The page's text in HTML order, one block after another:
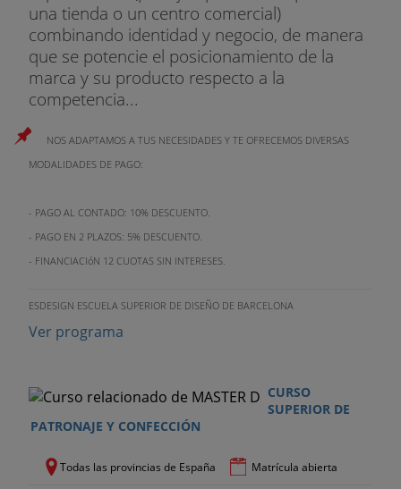
TEMA 31. Artículos rígidos: Ferretería ymenaje del
hogar, muebles, otros varios.
TEMA 32. Escaparates de marca:Los displays
TEMA 33. Ventas especiales:
liquidaciones
TEMA 34.Stands y ferias
TEMA 35. El calendario:Temporada
institucionales, conmemorativos, acontecimientos.
Ventas especiales.
ANEXO:
Curso de Prevención de Riesgos Laborales.
BOLSA DE EMPLEO
Al acabar tu formación, podrás solicitar este
Bolsa de Empleo de la escuela.
una tienda o un centro comercial)
combinando identidad y negocio, de manera
que se potencie el posicionamiento de la
marca y su producto respecto a la
competencia...
NOS ADAPTAMOS A TUS NECESIDADES Y TE OFRECEMOS DIVERSAS
MODALIDADES DE PAGO:
- PAGO AL CONTADO: 10% DESCUENTO.
- PAGO EN 2 PLAZOS: 5% DESCUENTO.
- FINANCIACIóN 12 CUOTAS SIN INTERESES.
ESDESIGN ESCUELA SUPERIOR DE DISEÑO DE BARCELONA
Ver programa
CURSO
SUPERIOR DE
PATRONAJE Y CONFECCIÓN
Todas las provincias de España Matrícula abierta